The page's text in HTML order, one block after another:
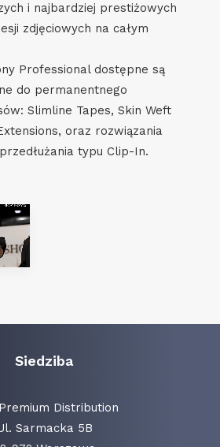
i najbardziej prestiżowych
zdjęciowych na całym
Professional dostępne są
do permanentnego
Slimline Tapes, Skin Weft
oraz rozwiązania
typu Clip-In.
Siedziba
Distribution
Sarmacka 5B